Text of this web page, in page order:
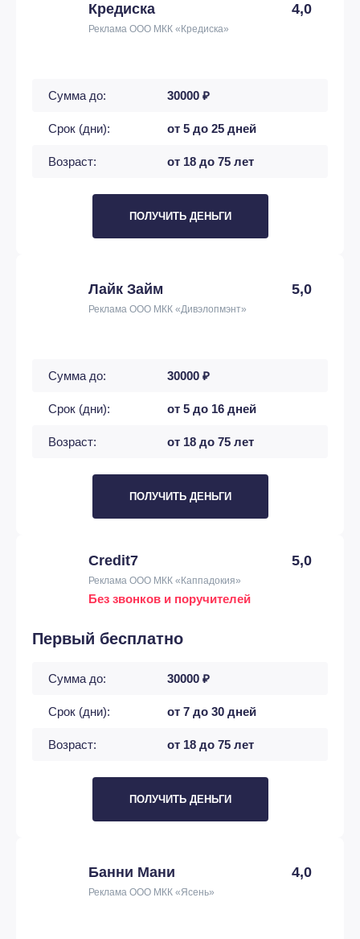
Кредиска 4,0
Реклама ООО МКК «Кредиска»
Сумма до: 30000 ₽
Срок (дни): от 5 до 25 дней
Возраст: от 18 до 75 лет
ПОЛУЧИТЬ ДЕНЬГИ
Лайк Займ 5,0
Реклама ООО МКК «Дивэлопмэнт»
Сумма до: 30000 ₽
Срок (дни): от 5 до 16 дней
Возраст: от 18 до 75 лет
ПОЛУЧИТЬ ДЕНЬГИ
Credit7 5,0
Реклама ООО МКК «Каппадокия»
Без звонков и поручителей
Первый бесплатно
Сумма до: 30000 ₽
Срок (дни): от 7 до 30 дней
Возраст: от 18 до 75 лет
ПОЛУЧИТЬ ДЕНЬГИ
Банни Мани 4,0
Реклама ООО МКК «Ясень»